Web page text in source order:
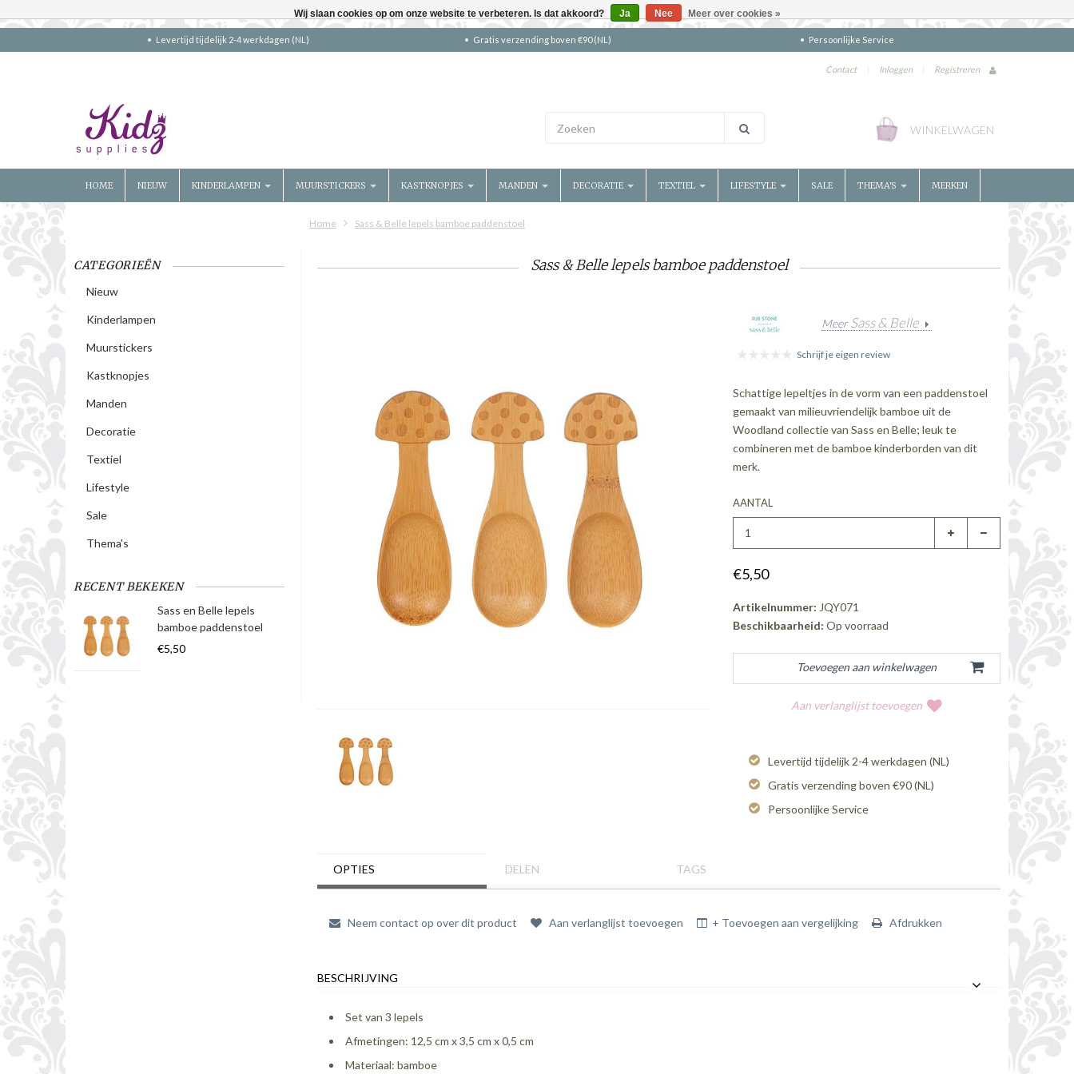
Levertijd tijdelijk 2-4 werkdagen (NL) Gratis verzending boven €90 (NL) Persoonlijke Service
Contact | Inloggen | Registreren
WINKELWAGEN
HOME NIEUW KINDERLAMPEN MUURSTICKERS KASTKNOPJES MANDEN DECORATIE TEXTIEL LIFESTYLE SALE THEMA'S MERKEN
Home Sass & Belle lepels bamboe paddenstoel
CATEGORIEËN
Nieuw
Kinderlampen
Muurstickers
Kastknopjes
Manden
Decoratie
Textiel
Lifestyle
Sale
Thema's
RECENT BEKEKEN
Sass en Belle lepels
bamboe paddenstoel
€5,50
Sass & Belle lepels bamboe paddenstoel
MeerSass & Belle
Schrijf je eigen review
Schattige lepeltjes in de vorm van een paddenstoel
gemaakt van milieuvriendelijk bamboe uit de
Woodland collectie van Sass en Belle; leuk te
combineren met de bamboe kinderborden van dit
merk.
AANTAL
€5,50
Artikelnummer: JQY071
Beschikbaarheid: Op voorraad
Aan verlanglijst toevoegen
Levertijd tijdelijk 2-4 werkdagen (NL)
Gratis verzending boven €90 (NL)
Persoonlijke Service
OPTIES DELEN TAGS
Neem contact op over dit product Aan verlanglijst toevoegen + Toevoegen aan vergelijking Afdrukken
BESCHRIJVING
Set van 3 lepels
Afmetingen: 12,5 cm x 3,5 cm x 0,5 cm
Materiaal: bamboe
Wij slaan cookies op om onze website te verbeteren. Is dat akkoord? Ja Nee Meer over cookies »